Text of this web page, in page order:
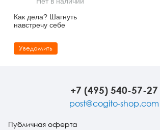
Сказкотерапия
Другие направления психотерапии
Психофизиология
Социальная психология
Учебная литература
Классический и юнгианский психоанализ
Как дела? Шагнуть
навстречу себе
Уведомить
+7 (495) 540-57-27
post@cogito-shop.com
Публичная оферта